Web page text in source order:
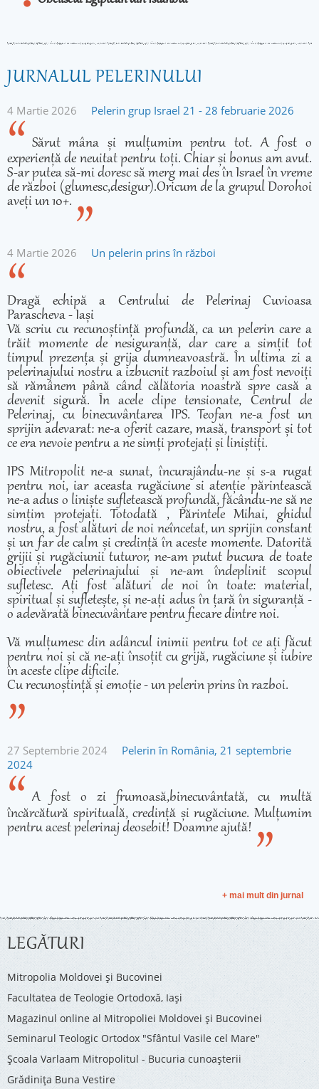
JURNALUL PELERINULUI
4 Martie 2026 Pelerin grup Israel 21 - 28 februarie 2026
Sărut mâna și mulțumim pentru tot. A fost o
experiență de neuitat pentru toți. Chiar și bonus am avut.
S-ar putea să-mi doresc să merg mai des în Israel în vreme
de război (glumesc,desigur).Oricum de la grupul Dorohoi
aveți un 10+.
4 Martie 2026 Un pelerin prins în război
Dragă echipă a Centrului de Pelerinaj Cuvioasa
Parascheva - Iași
Vă scriu cu recunoștință profundă, ca un pelerin care a
trăit momente de nesiguranță, dar care a simțit tot
timpul prezența și grija dumneavoastră. În ultima zi a
pelerinajului nostru a izbucnit razboiul și am fost nevoiți
să rămânem până când călătoria noastră spre casă a
devenit sigură. În acele clipe tensionate, Centrul de
Pelerinaj, cu binecuvântarea IPS. Teofan ne-a fost un
sprijin adevarat: ne-a oferit cazare, masă, transport și tot
ce era nevoie pentru a ne simți protejați și liniștiți.
IPS Mitropolit ne-a sunat, încurajându-ne și s-a rugat
pentru noi, iar aceasta rugăciune si atenție părintească
ne-a adus o liniște sufletească profundă, făcându-ne să ne
simțim protejați. Totodată , Părintele Mihai, ghidul
nostru, a fost alături de noi neîncetat, un sprijin constant
și un far de calm și credință în aceste momente. Datorită
grijii și rugăciunii tuturor, ne-am putut bucura de toate
obiectivele pelerinajului și ne-am îndeplinit scopul
sufletesc. Ați fost alături de noi în toate: material,
spiritual și sufletește, și ne-ați adus în țară în siguranță -
o adevărată binecuvântare pentru fiecare dintre noi.
Vă mulțumesc din adâncul inimii pentru tot ce ați făcut
pentru noi și că ne-ați însoțit cu grijă, rugăciune și iubire
în aceste clipe dificile.
Cu recunoștință și emoție - un pelerin prins în razboi.
27 Septembrie 2024
Pelerin în România, 21 septembrie
2024
A fost o zi frumoasă,binecuvântată, cu multă
încărcătură spirituală, credință și rugăciune. Mulțumim
pentru acest pelerinaj deosebit! Doamne ajută!
+ mai mult din jurnal
LEGĂTURI
Mitropolia Moldovei și Bucovinei
Facultatea de Teologie Ortodoxă, Iaşi
Magazinul online al Mitropoliei Moldovei și Bucovinei
Seminarul Teologic Ortodox "Sfântul Vasile cel Mare"
Şcoala Varlaam Mitropolitul - Bucuria cunoaşterii
Grădinița Buna Vestire